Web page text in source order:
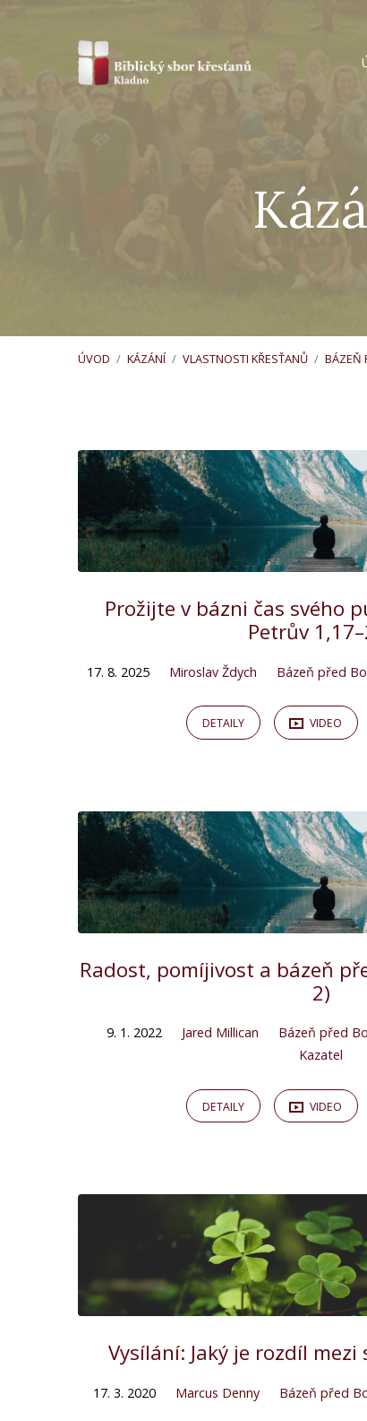
ÚVOD / KÁZÁNÍ / VLASTNOSTI KŘESŤANŮ / BÁZEŇ
Kázání
on
Bázeň
před
Bohem
Prožijte v bázni čas svého
Petrův
17. 8. 2025 Miroslav Ždych Bázeň před
DETAILY VIDEO
Radost, pomíjivost a bázeň
2)
9. 1. 2022 Jared Millican Bázeň před
Kazatel
DETAILY VIDEO
Vysílání: Jaký je rozdíl
17. 3. 2020 Marcus Denny Bázeň před